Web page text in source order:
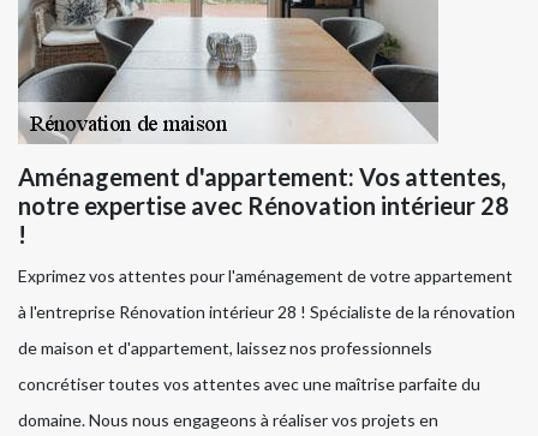
Aménagement d'appartement: Vos attentes,
notre expertise avec Rénovation intérieur 28
!
Exprimez vos attentes pour l'aménagement de votre appartement
à l'entreprise Rénovation intérieur 28 ! Spécialiste de la rénovation
de maison et d'appartement, laissez nos professionnels
concrétiser toutes vos attentes avec une maîtrise parfaite du
domaine. Nous nous engageons à réaliser vos projets en